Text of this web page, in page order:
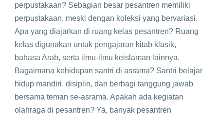
perpustakaan? Sebagian besar pesantren memiliki
perpustakaan, meski dengan koleksi yang bervariasi.
Apa yang diajarkan di ruang kelas pesantren? Ruang
kelas digunakan untuk pengajaran kitab klasik,
bahasa Arab, serta ilmu-ilmu keislaman lainnya.
Bagaimana kehidupan santri di asrama? Santri belajar
hidup mandiri, disiplin, dan berbagi tanggung jawab
bersama teman se-asrama. Apakah ada kegiatan
olahraga di pesantren? Ya, banyak pesantren